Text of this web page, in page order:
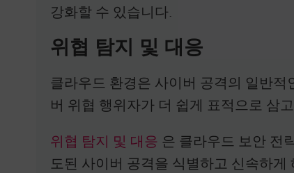
강화할 수 있습니다.
위협 탐지 및 대응
클라우드 환경은 사이버 공격의 일반
버 위협 행위자가 더 쉽게 표적으로 삼
위협 탐지 및 대응 은 클라우드 보안 전
도된 사이버 공격을 식별하고 신속하